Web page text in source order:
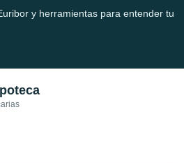
y herramientas para entender tu